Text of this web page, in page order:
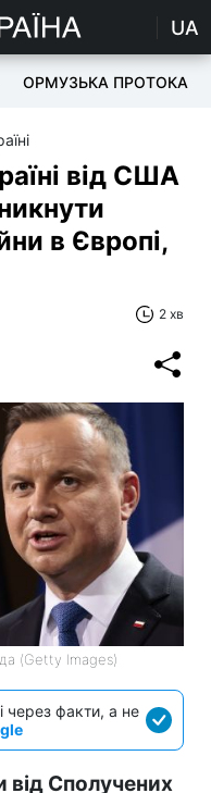
UA
ОРМУЗЬКА ПРОТОКА
від США
в Європі,
2 хв
(Getty Images)
через факти, а не
Сполучених